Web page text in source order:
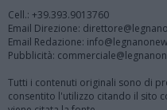
Cell.: +39.393.9013760
Email Direzione:
Email Redazione:
Pubblicità:
Tutti i contenuti originali sono di
consentito l'utilizzo citando il sito